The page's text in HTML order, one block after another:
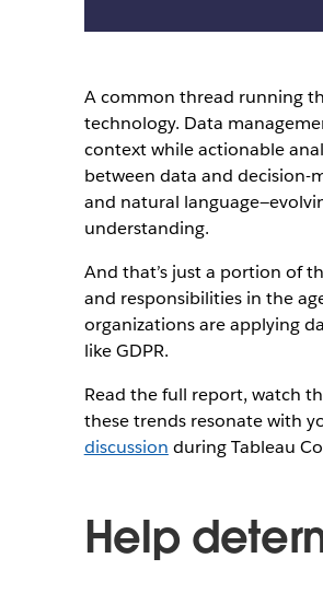
A common thread running
technology. Data
context while actionable
between data and decision-
and natural
understanding.
And that’s just a portion of
and responsibilities in the
organizations are applying
like GDPR.
Read the full report, watch
these trends resonate with
discussion during Tableau
Help